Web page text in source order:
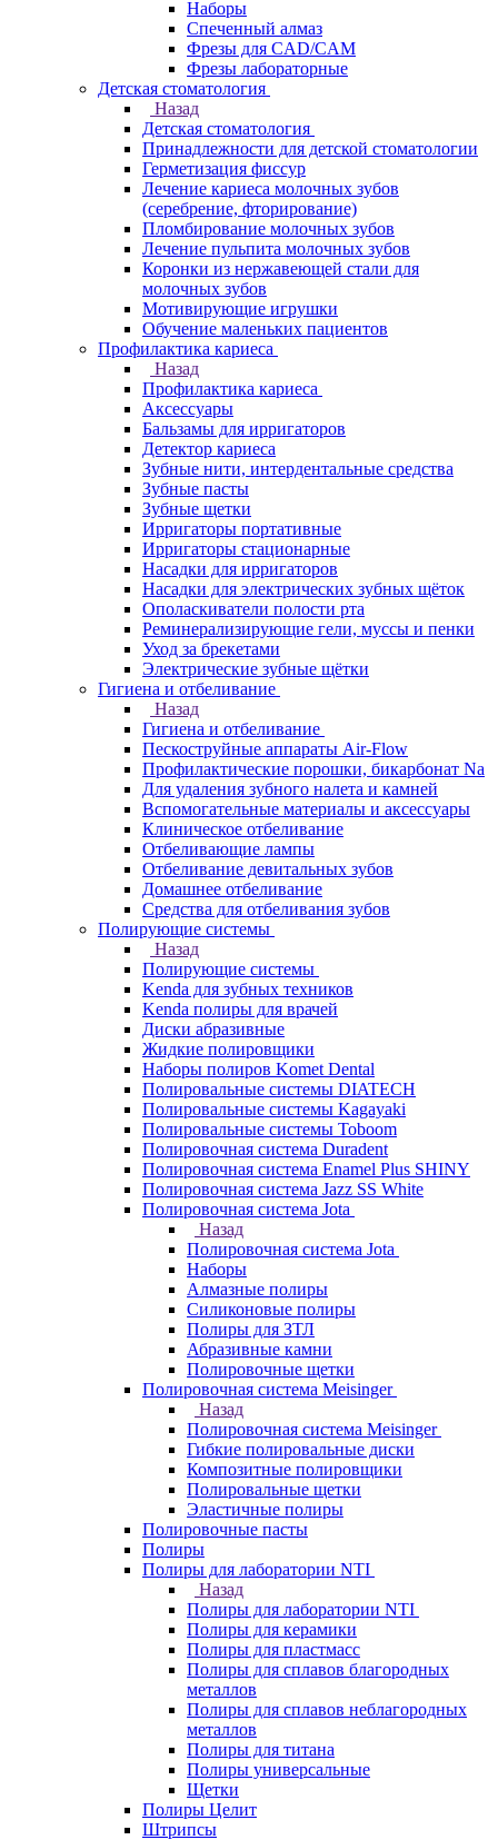
Наборы
Спеченный алмаз
Фрезы для CAD/CAM
Фрезы лабораторные
Детская стоматология
Назад
Детская стоматология
Принадлежности для детской стоматологии
Герметизация фиссур
Лечение кариеса молочных зубов
(серебрение, фторирование)
Пломбирование молочных зубов
Лечение пульпита молочных зубов
Коронки из нержавеющей стали для
молочных зубов
Мотивирующие игрушки
Обучение маленьких пациентов
Профилактика кариеса
Назад
Профилактика кариеса
Аксессуары
Бальзамы для ирригаторов
Детектор кариеса
Зубные нити, интердентальные средства
Зубные пасты
Зубные щетки
Ирригаторы портативные
Ирригаторы стационарные
Насадки для ирригаторов
Насадки для электрических зубных щёток
Ополаскиватели полости рта
Реминерализирующие гели, муссы и пенки
Уход за брекетами
Электрические зубные щётки
Гигиена и отбеливание
Назад
Гигиена и отбеливание
Пескоструйные аппараты Air-Flow
Профилактические порошки, бикарбонат Na
Для удаления зубного налета и камней
Вспомогательные материалы и аксессуары
Клиническое отбеливание
Отбеливающие лампы
Отбеливание девитальных зубов
Домашнее отбеливание
Средства для отбеливания зубов
Полирующие системы
Назад
Полирующие системы
Kenda для зубных техников
Kenda полиры для врачей
Диски абразивные
Жидкие полировщики
Наборы полиров Komet Dental
Полировальные системы DIATECH
Полировальные системы Kagayaki
Полировальные системы Toboom
Полировочная система Duradent
Полировочная система Enamel Plus SHINY
Полировочная система Jazz SS White
Полировочная система Jota
Назад
Полировочная система Jota
Наборы
Алмазные полиры
Силиконовые полиры
Полиры для ЗТЛ
Абразивные камни
Полировочные щетки
Полировочная система Meisinger
Назад
Полировочная система Meisinger
Гибкие полировальные диски
Композитные полировщики
Полировальные щетки
Эластичные полиры
Полировочные пасты
Полиры
Полиры для лаборатории NTI
Назад
Полиры для лаборатории NTI
Полиры для керамики
Полиры для пластмасс
Полиры для сплавов благородных
металлов
Полиры для сплавов неблагородных
металлов
Полиры для титана
Полиры универсальные
Щетки
Полиры Целит
Штрипсы